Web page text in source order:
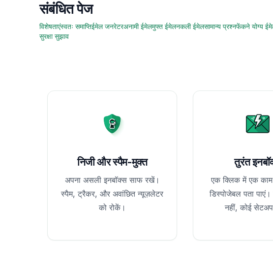
संबंधित पेज
विशेषताएंस्वतः समाप्तिईमेल जनरेटरअनामी ईमेलमुफ्त ईमेलनकली ईमेलसामान्य प्रश्नफेंकने योग्य
सुरक्षा सुझाव
निजी और स्पैम-मुक्त
अपना असली इनबॉक्स साफ रखें।
स्पैम, ट्रैकर, और अवांछित न्यूज़लेटर
को रोकें।
तुरंत
एक क्लिक में एक काम
डिस्पोजेबल पता
नहीं, कोई